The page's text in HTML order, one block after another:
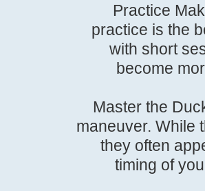
Practice
practice is the
with short
become
Master the
maneuver. While
they often
timing of